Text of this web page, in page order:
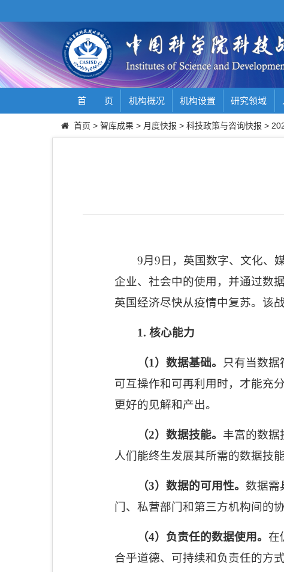
首 页 机构概况 机构设置 研究领域
首页 > 智库成果 > 月度快报 > 科技政策与咨询快报 >
9月 9 日，英国数字、文化、
企业、社会中的使用，并通过数
英国经济尽快从疫情中复苏。该
1. 核心能力
（1 ）数据基础。
只有当数据
可互操作和可再利用时，才能充
更好的见解和产出。
（2）数据技能。 丰富的数据
人们能终生发展其所需的数据技能
（3）数据的可用性。 数据需
门、私营部门和第三方机构间的
（4）负责任的数据使用。 在
合乎道德、可持续和负责任的方